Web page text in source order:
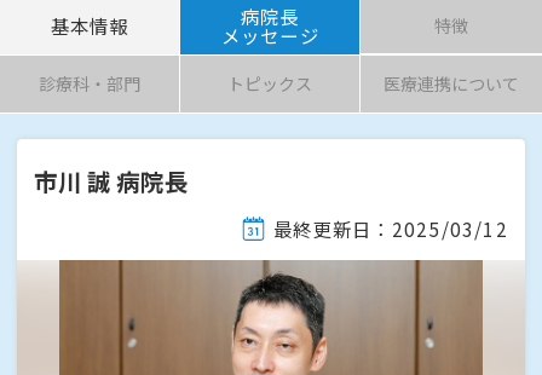
基本情報 病院長
メッセージ 特徴
診療科・部門 トピックス 医療連携について
市川 誠 病院長
最終更新日：2025/03/12